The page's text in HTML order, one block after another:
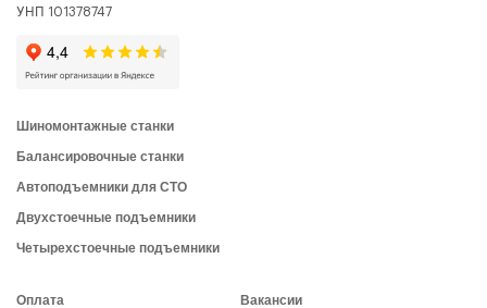
УНП 101378747
Шиномонтажные станки
Балансировочные станки
Автоподъемники для СТО
Двухстоечные подъемники
Четырехстоечные подъемники
Оплата Вакансии